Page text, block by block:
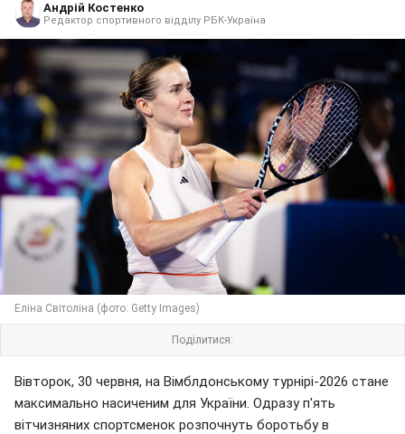
Андрій Костенко
Редактор спортивного відділу РБК-Україна
Еліна Світоліна (фото: Getty Images)
Поділитися:
Вівторок, 30 червня, на Вімблдонському турнірі-2026 стане
максимально насиченим для України. Одразу п'ять
вітчизняних спортсменок розпочнуть боротьбу в